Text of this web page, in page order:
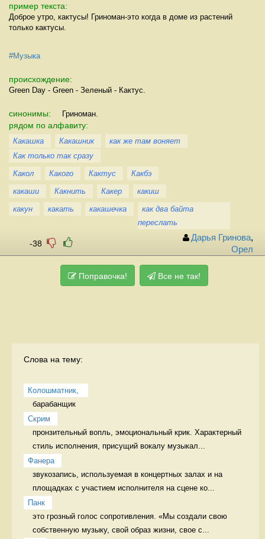
пример текста:
Доброе утро, кактусы! Гриноман-это когда в доме из растений
только кактусы.
#Музыка
происхождение:
Green Day - Green - Зеленый - Кактус.
синонимы: Гриноман.
рядом по алфавиту:
Какашка Какашник
как же там воняет
Как только так сразу
Какол
Какого Кактус
Какбэ
какаши
Какнить Какер
какиш
какун
какать какашечка
как два байта
переслать
-38
Дарья Гринова,
Орел
Поправочка! Все не так!
Слова на тему:
Колошматник,
барабанщик
Скрим
пронзительный вопль, эмоциональный крик. Характерный
стиль исполнения, присущий вокалу музыкал...
Фанера
звукозапись, используемая в концертных залах и на
площадках с участием исполнителя на сцене ко...
Панк
это грозный голос сопротивления. «Мы создали свою
собственную музыку, свой образ жизни, свое с...